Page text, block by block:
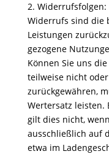
2. Widerrufsfolgen:
Widerrufs sind die
Leistungen
gezogene
Können Sie uns
teilweise nicht
zurückgewähren,
Wertersatz leisten.
gilt dies nicht,
ausschließlich auf
etwa im